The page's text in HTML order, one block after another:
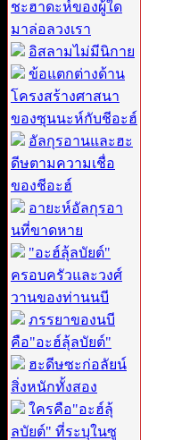
ชะฮาดะห์ของผู้ใด
มาล่อลวงเรา
อิสลามไม่มีนิกาย
ข้อแตกต่างด้าน
โครงสร้างศาสนา
ของซุนนะห์กับชีอะฮ์
อัลกุรอานและฮะ
ดีษตามความเชื่อ
ของชีอะฮ์
อายะห์อัลกุรอา
นที่ขาดหาย
"อะฮ์ลุ้ลบัยต์"
ครอบครัวและวงศ์
วานของท่านนบี
ภรรยาของนบี
คือ"อะฮ์ลุ้ลบัยต์"
ฮะดีษซะก่อลัยน์
สิ่งหนักทั้งสอง
ใครคือ"อะฮ์ลุ้
ลบัยต์" ที่ระบุในซู